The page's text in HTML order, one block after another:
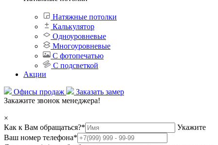
Натяжные потолки
Калькулятор
Одноуровневые
Многоуровневые
С фотопечатью
С подсветкой
Акции
Офисы продаж
Заказать замер
Закажите звонок менеджера!
×
Как к Вам обращаться?*
Укажите
Ваш номер телефона*